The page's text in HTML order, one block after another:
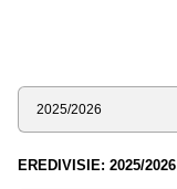
Sezona
EREDIVISIE: 2025/2026